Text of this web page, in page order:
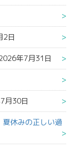
2日
年7月31日
月30日
夏休みの正しい過